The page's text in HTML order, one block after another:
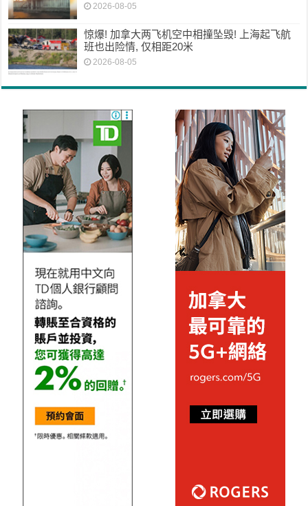
2026-08-05
惊爆! 加拿大两飞机空中相撞坠毁! 上海起飞航
班也出险情, 仅相距20米
2026-08-05